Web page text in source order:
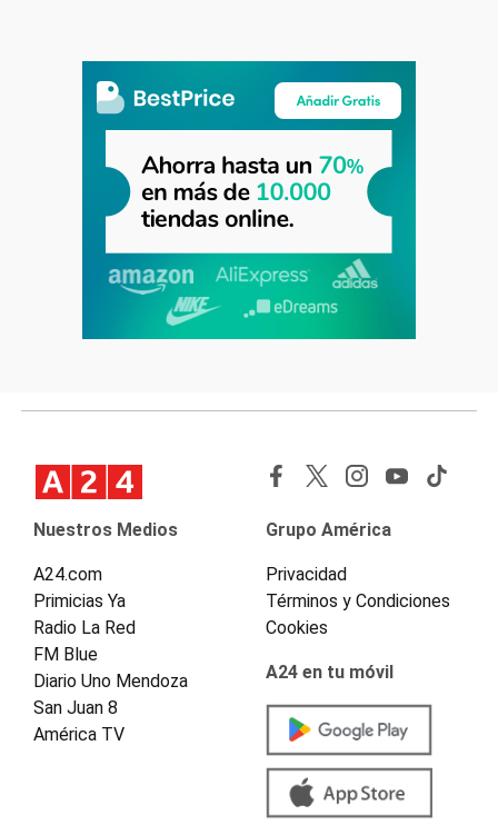
Nuestros Medios
A24.com
Primicias Ya
Radio La Red
FM Blue
Diario Uno Mendoza
San Juan 8
América TV
Grupo América
Privacidad
Términos y Condiciones
Cookies
A24 en tu móvil